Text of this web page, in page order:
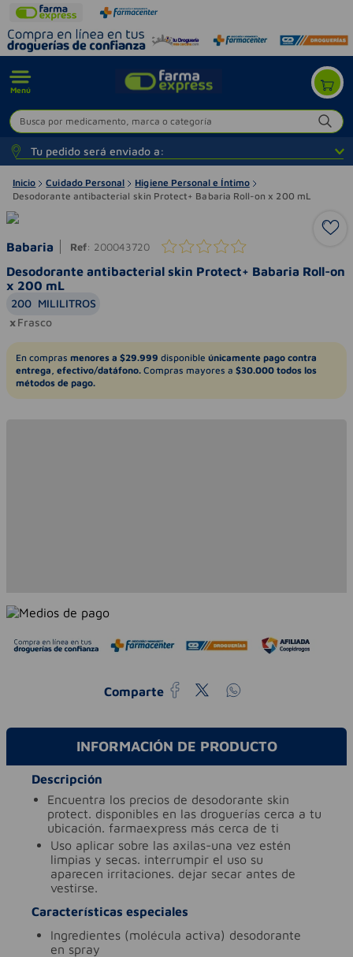
Menú
Busca por medicamento, marca o categoría
Tu pedido será enviado a:
Inicio Cuidado Personal
Higiene Personal e Íntimo
Desodorante antibacterial skin Protect+ Babaria Roll-on x 200 mL
Babaria Ref: 200043720
Desodorante antibacterial skin Protect+ Babaria Roll-on
x 200 mL
200 MILILITROS
Frasco
En compras menores a $29.999 disponible únicamente pago contra
entrega, efectivo/datáfono. Compras mayores a $30.000 todos los
métodos de pago.
Comparte
INFORMACIÓN DE PRODUCTO
Descripción
encuentra los precios de desodorante skin
protect. disponibles en las droguerías cerca a tu
ubicación. farmaexpress más cerca de ti
uso aplicar sobre las axilas-una vez estén
limpias y secas. interrumpir el uso su
aparecen irritaciones. dejar secar antes de
vestirse.
Características especiales
ingredientes (molécula activa) desodorante
en spray